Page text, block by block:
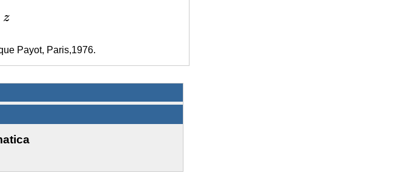
Payot, Paris,1976.